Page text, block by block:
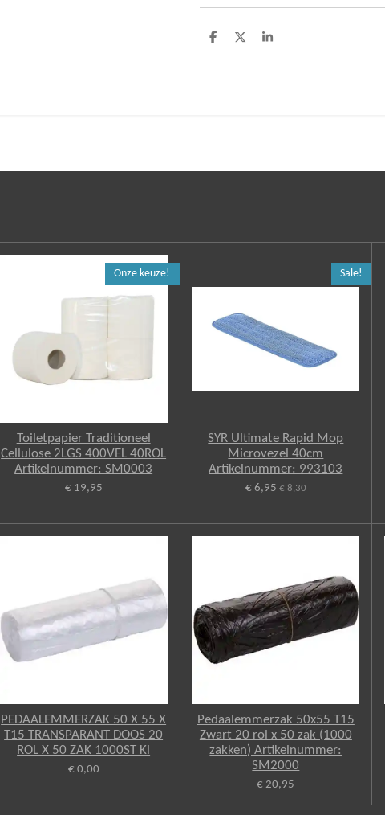
D
D
S
Onze keuze!
Toiletpapier Traditioneel
Cellulose 2LGS 400VEL 40ROL
Artikelnummer: SM0003
€ 19,95
Sale!
SYR Ultimate Rapid Mop
Microvezel 40cm
Artikelnummer: 993103
€ 6,95 € 8,30
PEDAALEMMERZAK 50 X 55 X
T15 TRANSPARANT DOOS 20
ROL X 50 ZAK 1000ST Kl
€ 0,00
Pedaalemmerzak 50x55 T15
Zwart 20 rol x 50 zak (1000
zakken) Artikelnummer:
SM2000
€ 20,95